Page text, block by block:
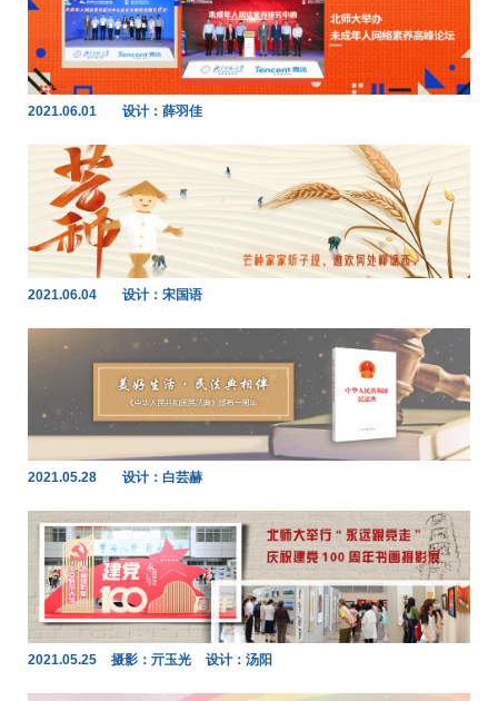
2021.06.01 设计：薛羽佳
2021.06.04 设计：宋国语
2021.05.28 设计：白芸赫
2021.05.25 摄影：亓玉光 设计：汤阳